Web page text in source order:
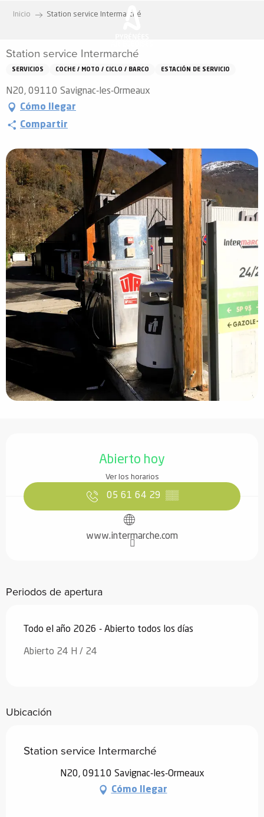
principal
Inicio Station service Intermarché
Station service Intermarché
SERVICIOS COCHE / MOTO / CICLO / BARCO ESTACIÓN DE SERVICIO
N20, 09110 Savignac-les-Ormeaux
Cómo llegar
Compartir
Abierto hoy
Ver los horarios
05 61 64 29 ▒▒
www.intermarche.com
Periodos de apertura
Todo el año 2026 - Abierto todos los días
Abierto 24 H / 24
Ubicación
Station service Intermarché
N20, 09110 Savignac-les-Ormeaux
Cómo llegar